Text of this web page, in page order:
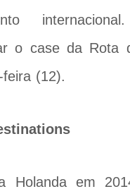
o case da Rota
(12).
Holanda em